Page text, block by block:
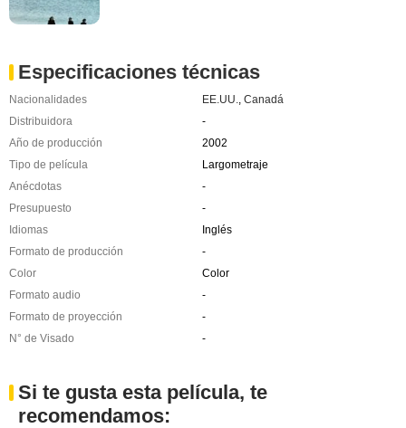
Especificaciones técnicas
Nacionalidades EE.UU.
Canadá
Distribuidora
-
Año de producción
2002
Tipo de película
Largometraje
Anécdotas
-
Presupuesto
-
Idiomas
Inglés
Formato de producción
-
Color
Color
Formato audio
-
Formato de proyección
-
N° de Visado
-
Si te gusta esta película, te
recomendamos: